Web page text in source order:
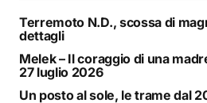
Terremoto N.D., scossa di
dettagli
Melek – Il coraggio di una
27 luglio 2026
Un posto al sole, le trame dal